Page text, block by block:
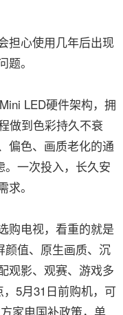
心使用几年后出现
。
LED硬件架构，拥
做到色彩持久不衰
偏色、画质老化的通
。一次投入，长久安
。
电视，看重的就是
颜值、原生画质、沉
观影、观赛、游戏多
5月31日前购机，可
家电国补政策，单